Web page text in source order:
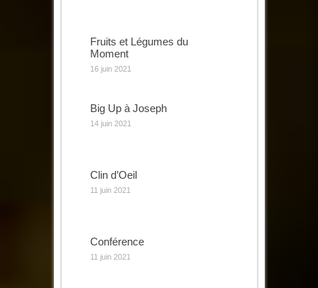
Fruits et Légumes du
Moment
16 juin 2021
Big Up à Joseph
14 juin 2021
Clin d’Oeil
11 juin 2021
Conférence
11 juin 2021